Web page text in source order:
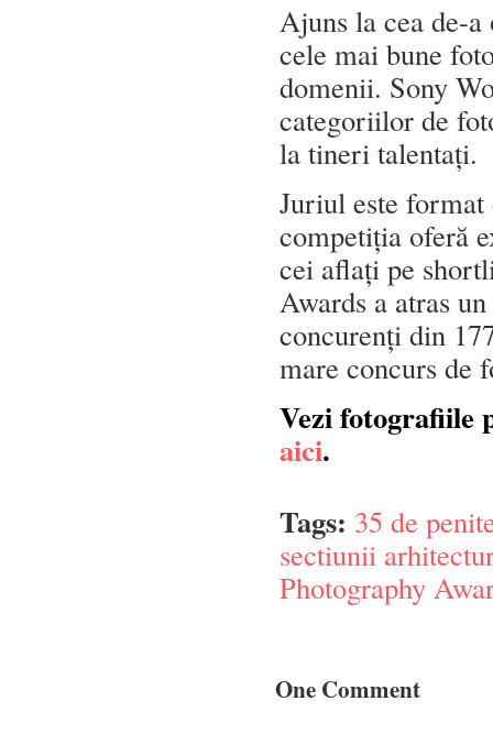
Ajuns la cea de-
cele mai bune
domenii. Sony
categoriilor de
la tineri talentați.
Juriul este
competiția oferă
cei aflați pe
Awards a atras
concurenți din
mare concurs de
Vezi fotografiile
aici.
Tags: 35 de
sectiunii
Photography
One Comment